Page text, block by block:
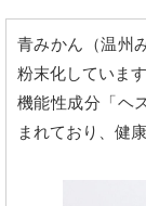
青みかん（温州
粉末化しています
機能性成分「ヘ
まれており、健